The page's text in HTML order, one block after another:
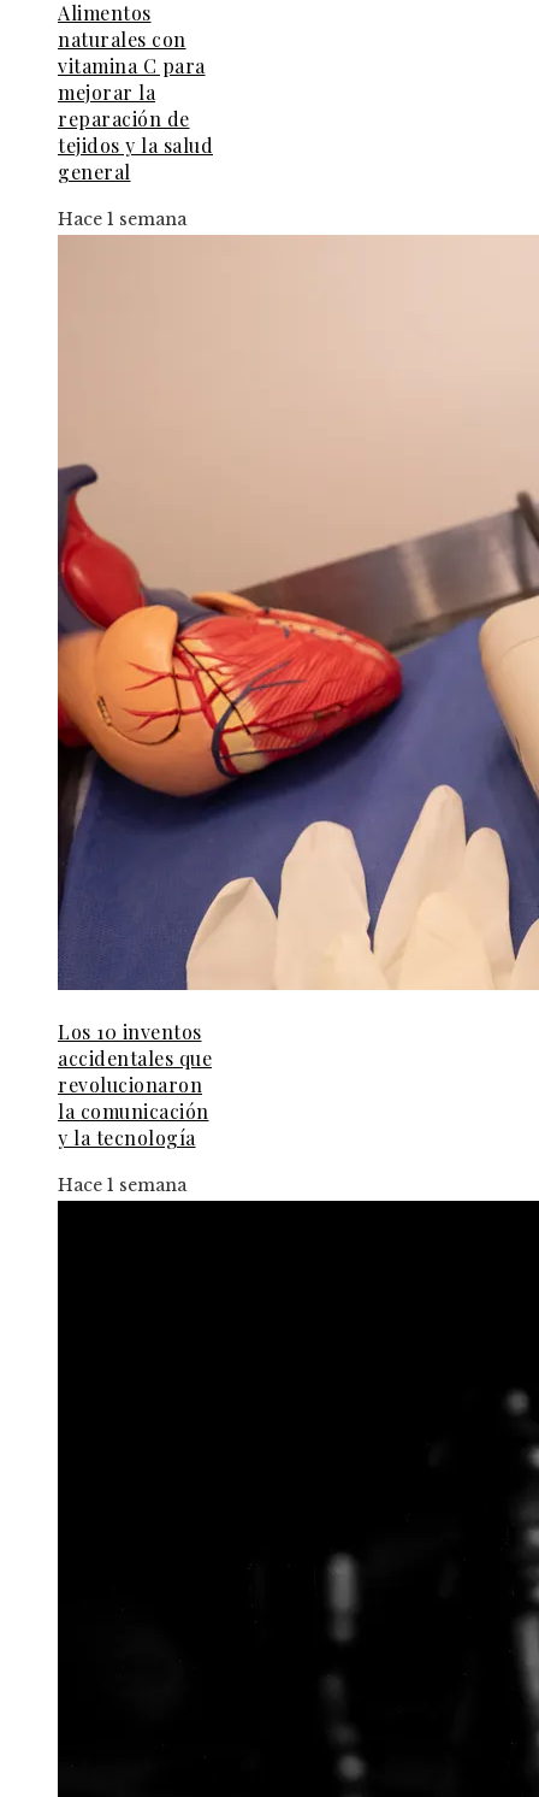
Alimentos
naturales con
vitamina C para
mejorar la
reparación de
tejidos y la salud
general
Hace 1 semana
Los 10 inventos
accidentales que
revolucionaron
la comunicación
y la tecnología
Hace 1 semana